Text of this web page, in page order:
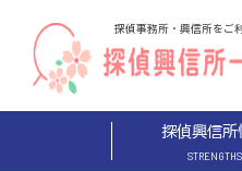
探偵興信所
STRENGTHS